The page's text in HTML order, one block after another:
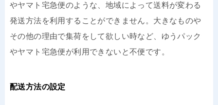
やヤマト宅急便のような、地域によって送料が変わる
発送方法を利用することができません。大きなものや
その他の理由で集荷をして欲しい時など、ゆうパック
やヤマト宅急便が利用できないと不便です。
配送方法の設定